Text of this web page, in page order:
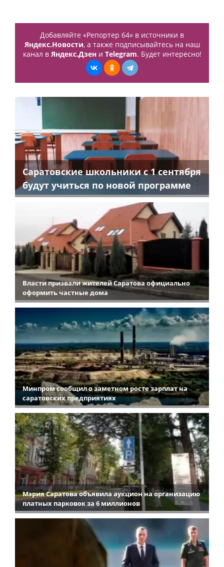
Добавляйте «Репортер 64» в источники в
Яндекс.Новости, а также подписывайтесь на наш
канал в Яндекс.Дзени Telegram. Будет интересно!
Саратовские школьники с 1 сентября
будут учиться по новой программе
Власти призвали жителей Саратова официально
оформить частные дома
Минпром сообщил о заметном росте зарплат на
саратовских предприятиях
Мэрия Саратова объявила аукцион на организацию
платных парковок за 6 миллионов